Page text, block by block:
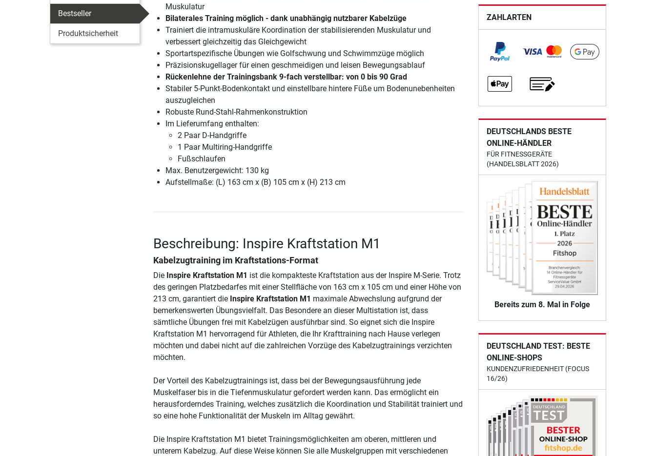
Bestseller
Produktsicherheit
Muskulatur
Bilaterales Training möglich - dank unabhängig nutzbarer Kabelzüge
Trainiert die intramuskuläre Koordination der stabilisierenden Muskulatur und
verbessert gleichzeitig das Gleichgewicht
Sportartspezifische Übungen wie Golfschwung und Schwimmzüge möglich
Präzisionskugellager für einen geschmeidigen und leisen Bewegungsablauf
Rückenlehne der Trainingsbank 9-fach verstellbar: von 0 bis 90 Grad
Stabiler 5-Punkt-Bodenkontakt und einstellbare hintere Füße um Bodenunebenheiten
auszugleichen
Robuste Rund-Stahl-Rahmenkonstruktion
Im Lieferumfang enthalten:
2 Paar D-Handgriffe
1 Paar Multiring-Handgriffe
Fußschlaufen
Max. Benutzergewicht: 130 kg
Aufstellmaße: (L) 163 cm x (B) 105 cm x (H) 213 cm
Beschreibung: Inspire Kraftstation M1
Kabelzugtraining im Kraftstations-Format
Die Inspire Kraftstation M1 ist die kompakteste Kraftstation aus der Inspire M-Serie. Trotz
des geringen Platzbedarfes mit einer Stellfläche von 163 cm x 105 cm und einer Höhe von
213 cm, garantiert die Inspire Kraftstation M1 maximale Abwechslung aufgrund der
bemerkenswerten Übungsvielfalt. Das Besondere an dieser Multistation ist, dass
sämtliche Übungen frei mit Kabelzügen ausführbar sind. So eignet sich die Inspire
Kraftstation M1 hervorragend für Athleten, die Ihr Krafttraining nach Hause verlegen
möchten und dabei nicht auf die zahlreichen Vorzüge des Kabelzugtrainings verzichten
möchten.
Der Vorteil des Kabelzugtrainings ist, dass bei der Bewegungsausführung jede
Muskelfaser bis in die Tiefenmuskulatur gefordert werden kann. Das ermöglicht ein
herausforderndes Training, welches zusätzlich die Koordination und Stabilität trainiert und
so eine hohe Funktionalität der Muskeln im Alltag gewährt.
Die Inspire Kraftstation M1 bietet Trainingsmöglichkeiten am oberen, mittleren und
unterem Kabelzug. Auf diese Weise können Sie alle Muskelgruppen mit verschiedenen
ZAHLARTEN
DEUTSCHLANDS BESTE
ONLINE-HÄNDLER
FÜR FITNESSGERÄTE
(HANDELSBLATT 2026)
Bereits zum 8. Mal in Folge
DEUTSCHLAND TEST: BESTE
ONLINE-SHOPS
KUNDENZUFRIEDENHEIT (FOCUS
16/26)